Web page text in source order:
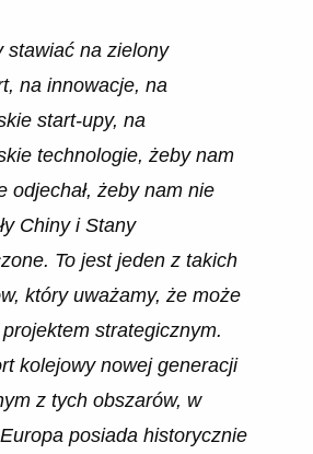
stawiać na zielony
na innowacje, na
start-upy, na
technologie, żeby nam
odjechał, żeby nam nie
Chiny i Stany
To jest jeden z takich
który uważamy, że może
strategicznym.
kolejowy nowej generacji
z tych obszarów, w
posiada historycznie